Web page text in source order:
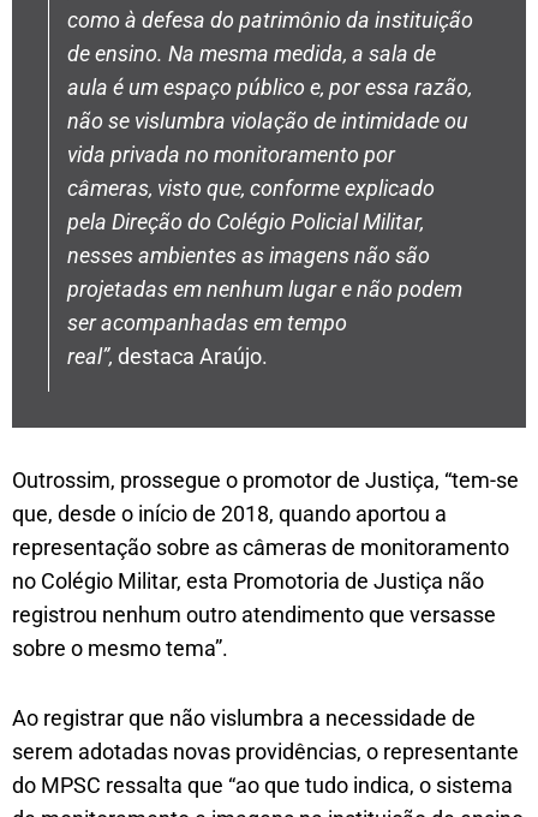
como à defesa do patrimônio da instituição
de ensino. Na mesma medida, a sala de
aula é um espaço público e, por essa razão,
não se vislumbra violação de intimidade ou
vida privada no monitoramento por
câmeras, visto que, conforme explicado
pela Direção do Colégio Policial Militar,
nesses ambientes as imagens não são
projetadas em nenhum lugar e não podem
ser acompanhadas em tempo
real”, destaca Araújo.
Outrossim, prossegue o promotor de Justiça, “tem-se
que, desde o início de 2018, quando aportou a
representação sobre as câmeras de monitoramento
no Colégio Militar, esta Promotoria de Justiça não
registrou nenhum outro atendimento que versasse
sobre o mesmo tema”.
Ao registrar que não vislumbra a necessidade de
serem adotadas novas providências, o representante
do MPSC ressalta que “ao que tudo indica, o sistema